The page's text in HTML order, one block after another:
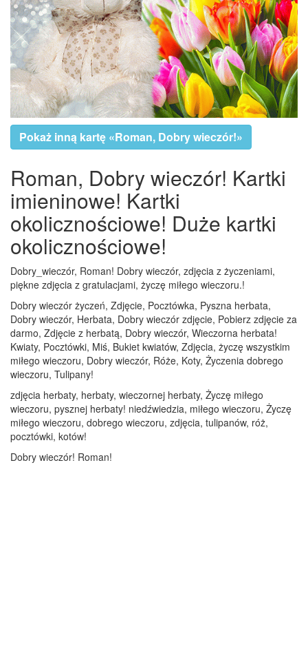
Pokaż inną kartę «Roman, Dobry wieczór!»
Roman, Dobry wieczór! Kartki
imieninowe! Kartki
okolicznościowe! Duże kartki
okolicznościowe!
Dobry_wieczór, Roman! Dobry wieczór, zdjęcia z życzeniami,
piękne zdjęcia z gratulacjami, życzę miłego wieczoru.!
Dobry wieczór życzeń, Zdjęcie, Pocztówka, Pyszna herbata,
Dobry wieczór, Herbata, Dobry wieczór zdjęcie, Pobierz zdjęcie za
darmo, Zdjęcie z herbatą, Dobry wieczór, Wieczorna herbata!
Kwiaty, Pocztówki, Miś, Bukiet kwiatów, Zdjęcia, życzę wszystkim
miłego wieczoru, Dobry wieczór, Róże, Koty, Życzenia dobrego
wieczoru, Tulipany!
zdjęcia herbaty, herbaty, wieczornej herbaty, Życzę miłego
wieczoru, pysznej herbaty! niedźwiedzia, miłego wieczoru, Życzę
miłego wieczoru, dobrego wieczoru, zdjęcia, tulipanów, róż,
pocztówki, kotów!
Dobry wieczór! Roman!